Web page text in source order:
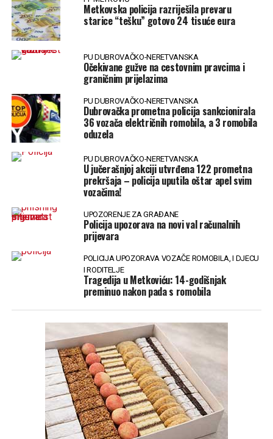
Metkovska policija razriješila prevaru
starice “tešku” gotovo 24 tisuće eura
PU DUBROVAČKO-NERETVANSKA
Očekivane gužve na cestovnim pravcima i
graničnim prijelazima
PU DUBROVAČKO-NERETVANSKA
Dubrovačka prometna policija sankcionirala
36 vozača električnih romobila, a 3 romobila
oduzela
PU DUBROVAČKO-NERETVANSKA
U jučerašnjoj akciji utvrđena 122 prometna
prekršaja – policija uputila oštar apel svim
vozačima!
UPOZORENJE ZA GRAĐANE
Policija upozorava na novi val računalnih
prijevara
POLICIJA UPOZORAVA VOZAČE ROMOBILA, I DJECU
I RODITELJE
Tragedija u Metkoviću: 14-godišnjak
preminuo nakon pada s romobila